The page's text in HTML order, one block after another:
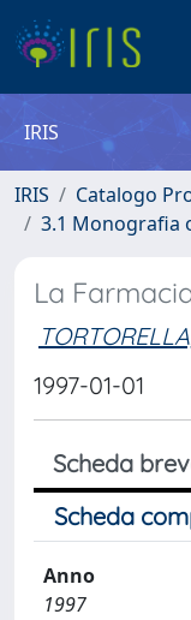
IRIS
IRIS Catalogo
3.1 Monografia
La
1997-01-01
Scheda
Scheda
Anno
1997